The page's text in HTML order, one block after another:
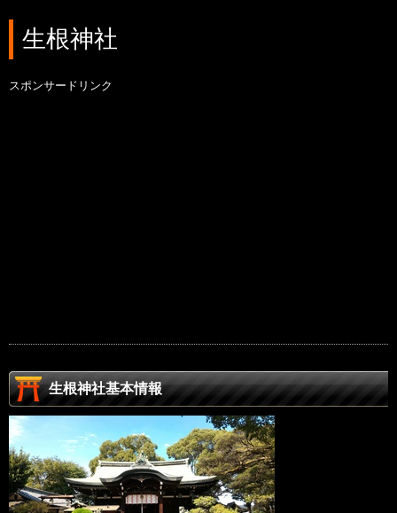
生根神社
スポンサードリンク
生根神社基本情報